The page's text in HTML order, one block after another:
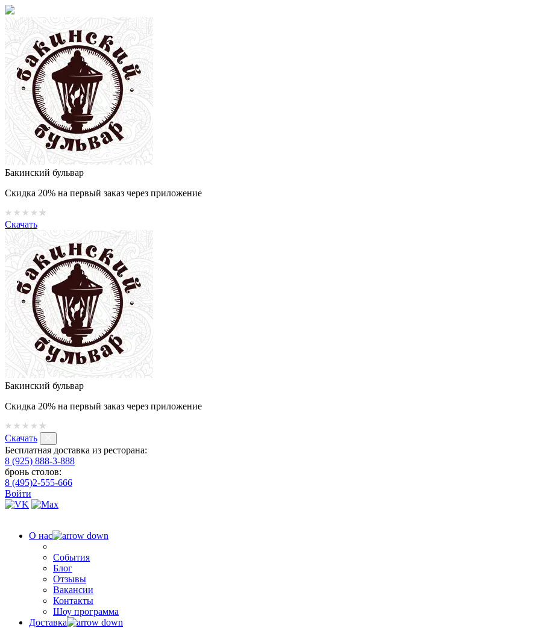
Бакинский бульвар
Скидка 20% на первый заказ через приложение
Скачать
Бакинский бульвар
Скидка 20% на первый заказ через приложение
Скачать
Бесплатная доставка из ресторана:
8 (925) 888-3-888
бронь столов:
8 (495)2-555-666
Войти
О нас
События
Блог
Отзывы
Вакансии
Контакты
Шоу программа
Доставка